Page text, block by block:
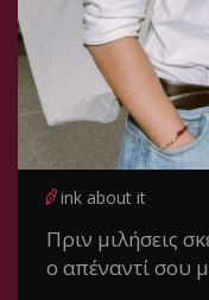
ink about it
Πριν μιλήσεις
ο απέναντί σου